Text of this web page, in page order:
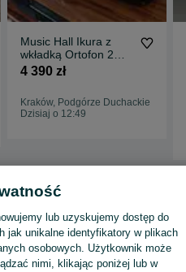
Music Hall Ikura z
wkładką Ortofon 2M
BLUE
4 390 zł
Kraków, Podgórze Duchackie
Dzisiaj o 12:49
audio Wzmacniacze
Wzmacniacze - Podgórze Duchackie
lub uzyskujemy dostęp do
jak unikalne identyfikatory w plikach
osobowych. Użytkownik może
nimi, klikając poniżej lub w